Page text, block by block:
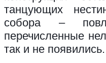
танцующих
собора –
перечисленные
так и не появились.